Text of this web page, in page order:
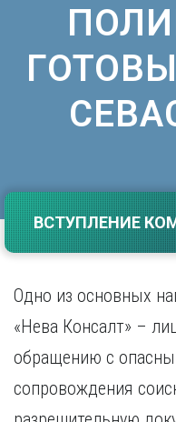
Владивосток
Владикавказ
Владимир
Волгоград
Воронеж
И
Иваново
Ижевск
К
Казань
Калининград
Калуга
Кемерово
Киров
ВСТУПЛЕНИЕ
Одно из основных
«Нева Консалт» –
обращению с
сопровождения